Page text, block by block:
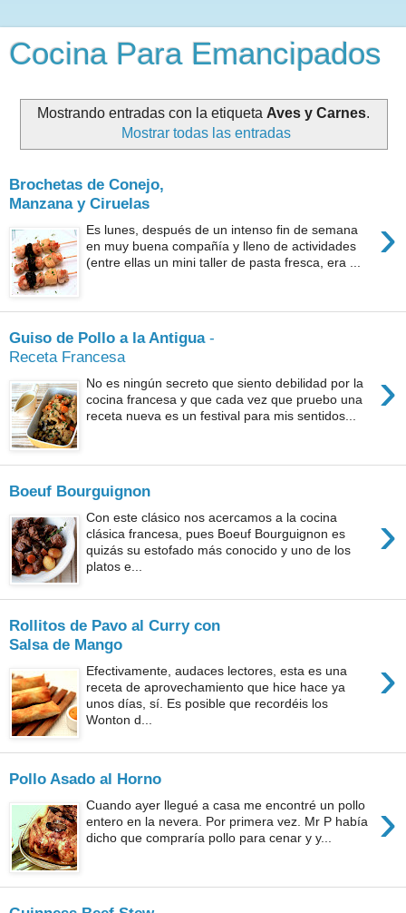
Cocina Para Emancipados
Mostrando entradas con la etiqueta Aves y Carnes.
Mostrar todas las entradas
Brochetas de Conejo,
Manzana y Ciruelas
›
Es lunes, después de un intenso fin de semana
en muy buena compañía y lleno de actividades
(entre ellas un mini taller de pasta fresca, era ...
Guiso de Pollo a la Antigua-
Receta Francesa
›
No es ningún secreto que siento debilidad por la
cocina francesa y que cada vez que pruebo una
receta nueva es un festival para mis sentidos...
Boeuf Bourguignon
›
Con este clásico nos acercamos a la cocina
clásica francesa, pues Boeuf Bourguignon es
quizás su estofado más conocido y uno de los
platos e...
Rollitos de Pavo al Curry con
Salsa de Mango
›
Efectivamente, audaces lectores, esta es una
receta de aprovechamiento que hice hace ya
unos días, sí. Es posible que recordéis los
Wonton d...
Pollo Asado al Horno
›
Cuando ayer llegué a casa me encontré un pollo
entero en la nevera. Por primera vez. Mr P había
dicho que compraría pollo para cenar y y...